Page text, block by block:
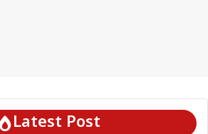
Latest Post